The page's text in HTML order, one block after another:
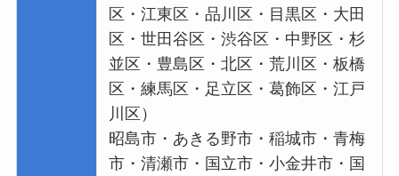
区・江東区・品川区・目黒区・大田
区・世田谷区・渋谷区・中野区・杉
並区・豊島区・北区・荒川区・板橋
区・練馬区・足立区・葛飾区・江戸
川区）
昭島市・あきる野市・稲城市・青梅
市・清瀬市・国立市・小金井市・国